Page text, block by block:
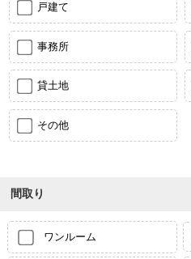
戸建て
事務所
貸土地
その他
間取り
ワンルーム